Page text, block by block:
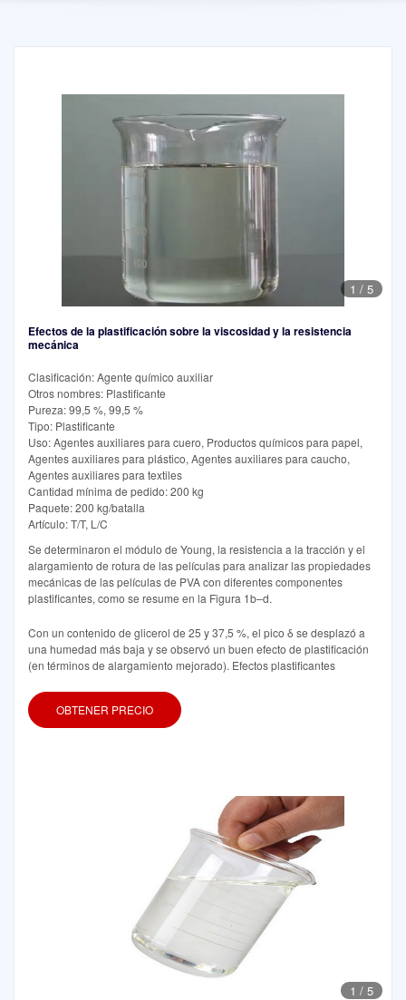
1 / 5
Efectos de la plastificación sobre la viscosidad y la resistencia
mecánica
Clasificación: Agente químico auxiliar
Otros nombres: Plastificante
Pureza: 99,5 %, 99,5 %
Tipo: Plastificante
Uso: Agentes auxiliares para cuero, Productos químicos para papel,
Agentes auxiliares para plástico, Agentes auxiliares para caucho,
Agentes auxiliares para textiles
Cantidad mínima de pedido: 200 kg
Paquete: 200 kg/batalla
Artículo: T/T, L/C
Se determinaron el módulo de Young, la resistencia a la tracción y el
alargamiento de rotura de las películas para analizar las propiedades
mecánicas de las películas de PVA con diferentes componentes
plastificantes, como se resume en la Figura 1b–d.
Con un contenido de glicerol de 25 y 37,5 %, el pico δ se desplazó a
una humedad más baja y se observó un buen efecto de plastificación
(en términos de alargamiento mejorado). Efectos plastificantes
OBTENER PRECIO
1 / 5